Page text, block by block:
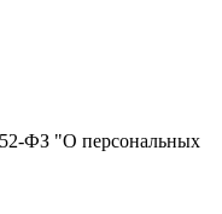
ФЗ "О персональных